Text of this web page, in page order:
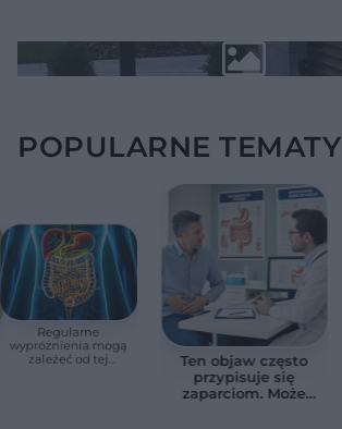
POPULARNE TEMATY
Regularne
wypróżnienia mogą
zależeć od tej
Ten objaw często
przypisuje się
zaparciom. Może